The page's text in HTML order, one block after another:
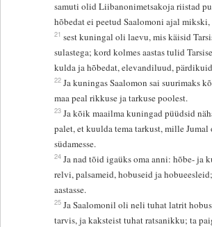
samuti olid Liibanonimetsakoja riistad
hõbedat ei peetud Saalomoni ajal mikski,
21 sest kuningal oli laevu, mis käisid
sulastega; kord kolmes aastas tulid
kulda ja hõbedat, elevandiluud,
22 Ja kuningas Saalomon sai suurimaks
maa peal rikkuse ja tarkuse poolest.
23 Ja kõik maailma kuningad püüdsid
palet, et kuulda tema tarkust, mille
südamesse.
24 Ja nad tõid igaüks oma anni: hõbe- ja
relvi, palsameid, hobuseid ja
aastasse.
25 Ja Saalomonil oli neli tuhat latrit
tarvis, ja kaksteist tuhat ratsanikku; ta